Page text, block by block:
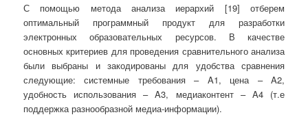
С помощью метода анализа иерархий [19] отберем
оптимальный программный продукт для разработки
электронных образовательных ресурсов. В качестве
основных критериев для проведения сравнительного анализа
были выбраны и закодированы для удобства сравнения
следующие: системные требования – A1, цена – A2,
удобность использования – A3, медиаконтент – A4 (т.е
поддержка разнообразной медиа-информации).